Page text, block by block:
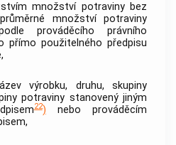
množství potraviny bez
množství potraviny
prováděcího právního
přímo použitelného předpisu
výrobku, druhu, skupiny
potraviny stanovený jiným
22) nebo prováděcím